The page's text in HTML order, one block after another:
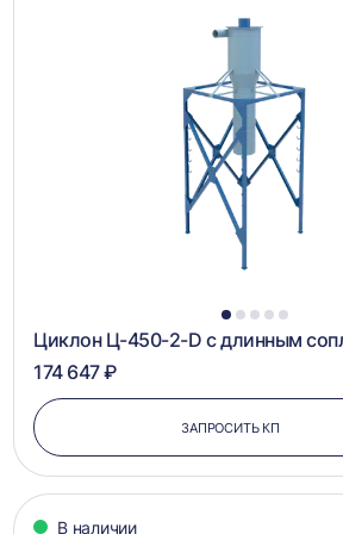
1 2 3 4 5
Циклон Ц-450-2-D с длинным
174 647 ₽
ЗАПРОСИТЬ КП
В наличии